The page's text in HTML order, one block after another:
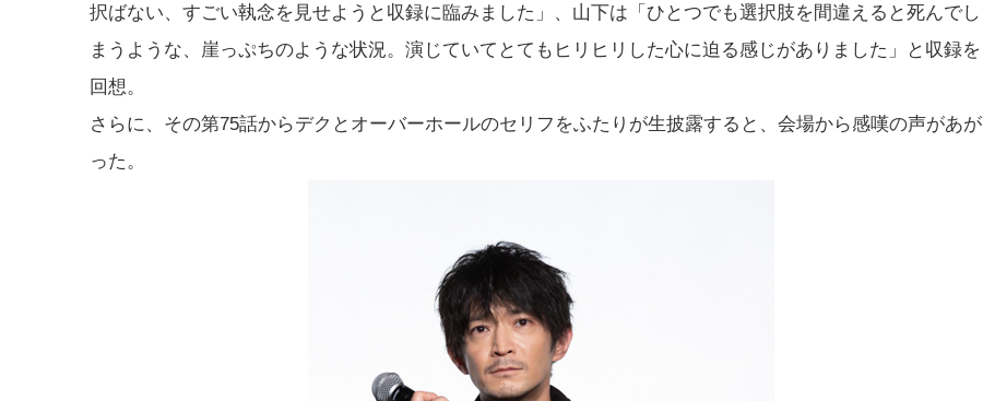
択ばない、すごい執念を見せようと収録に臨みました」、山下は「ひとつでも選択肢を間違えると死んでし
まうような、崖っぷちのような状況。演じていてとてもヒリヒリした心に迫る感じがありました」と収録を
回想。
さらに、その第75話からデクとオーバーホールのセリフをふたりが生披露すると、会場から感嘆の声があが
った。